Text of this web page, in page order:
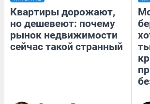
Квартиры дорожают,
но дешевеют: почему
рынок недвижимости
сейчас такой странный